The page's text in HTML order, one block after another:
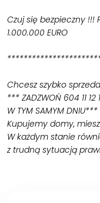
Czuj się bezpieczny !!!
1.000.000 EURO
Chcesz szybko
*** ZADZWOŃ 604 11
W TYM SAMYM DNIU***
Kupujemy domy,
W każdym stanie
z trudną sytuacją